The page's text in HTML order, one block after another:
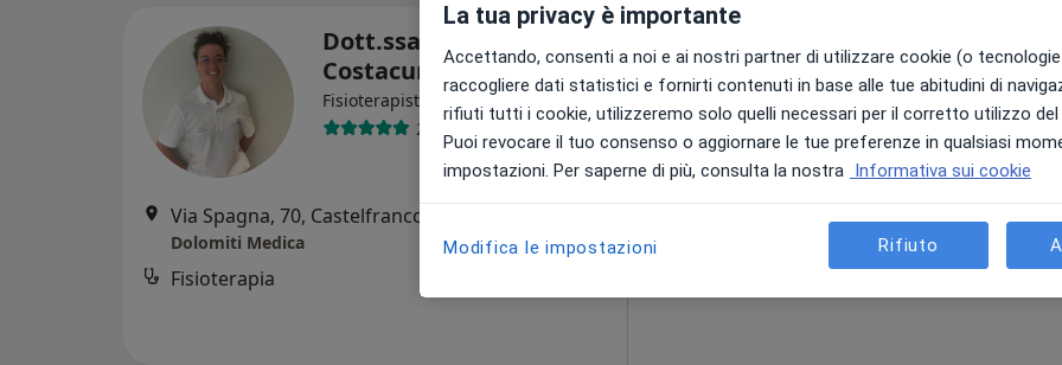
Dott.ssa Anna
Costacurta
Fisioterapista Altro
26 recensioni
Via Spagna, 70, Castelfranco Veneto
Dolomiti Medica
Fisioterapia
7 Ago 8 Ago 9 Ago 10 Ago
Non ci sono agende disponibili!
Chiedi di attivare le prenotazioni online
La tua privacy è importante
Accettando, consenti a noi e ai nostri partner di utilizzare cookie (o
raccogliere dati statistici e fornirti contenuti in base alle tue abitudini di
rifiuti tutti i cookie, utilizzeremo solo quelli necessari per il corretto utilizzo
Puoi revocare il tuo consenso o aggiornare le tue preferenze in qualsiasi
impostazioni. Per saperne di più, consulta la nostra Informativa sui cookie
Modifica le impostazioni Rifiuto